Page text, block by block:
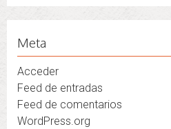
Meta
Acceder
Feed de entradas
Feed de comentarios
WordPress.org